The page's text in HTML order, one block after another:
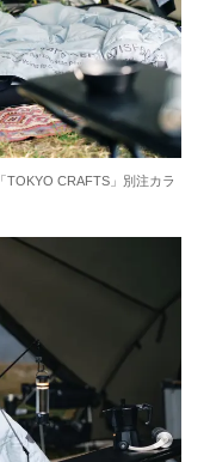
TOKYO CRAFTS」別注カラ